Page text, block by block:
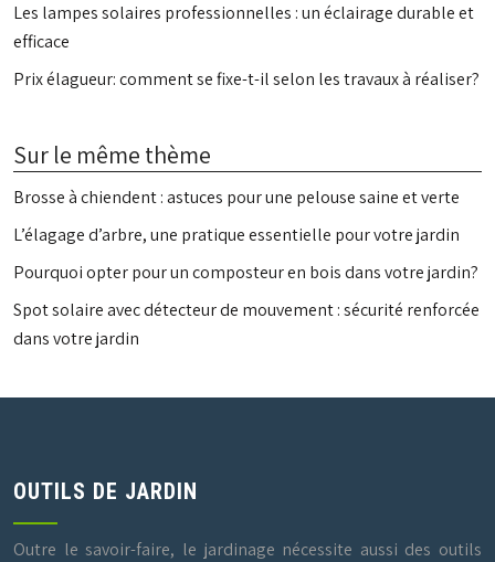
Les lampes solaires professionnelles : un éclairage durable et
efficace
Prix élagueur: comment se fixe-t-il selon les travaux à réaliser?
Sur le même thème
Brosse à chiendent : astuces pour une pelouse saine et verte
L’élagage d’arbre, une pratique essentielle pour votre jardin
Pourquoi opter pour un composteur en bois dans votre jardin?
Spot solaire avec détecteur de mouvement : sécurité renforcée
dans votre jardin
OUTILS DE JARDIN
Outre le savoir-faire, le jardinage nécessite aussi des outils